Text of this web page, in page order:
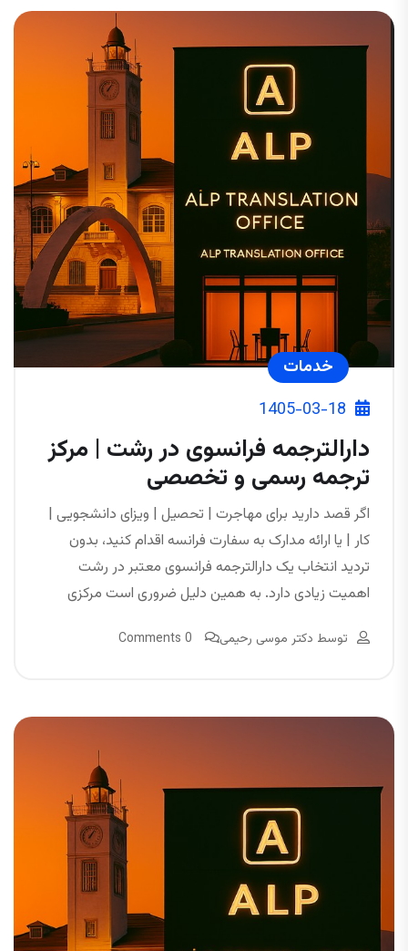
خدمات
1405-03-18
دارالترجمه فرانسوی در رشت | مرکز
ترجمه رسمی و تخصصی
اگر قصد دارید برای مهاجرت | تحصیل | ویزای دانشجویی |
کار | یا ارائه مدارک به سفارت فرانسه اقدام کنید، بدون
تردید انتخاب یک دارالترجمه فرانسوی معتبر در رشت
اهمیت زیادی دارد. به همین دلیل ضروری است مرکزی
توسط دکتر موسی رحیمی 0 Comments